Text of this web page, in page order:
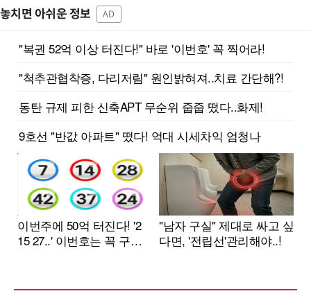
놓치면 아쉬운 정보 AD